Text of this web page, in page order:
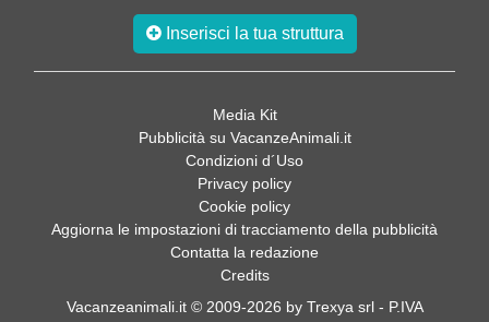
Inserisci la tua struttura
Media Kit
Pubblicità su VacanzeAnimali.it
Condizioni d´Uso
Privacy policy
Cookie policy
Aggiorna le impostazioni di tracciamento della pubblicità
Contatta la redazione
Credits
Vacanzeanimali.it © 2009-2026 by Trexya srl - P.IVA